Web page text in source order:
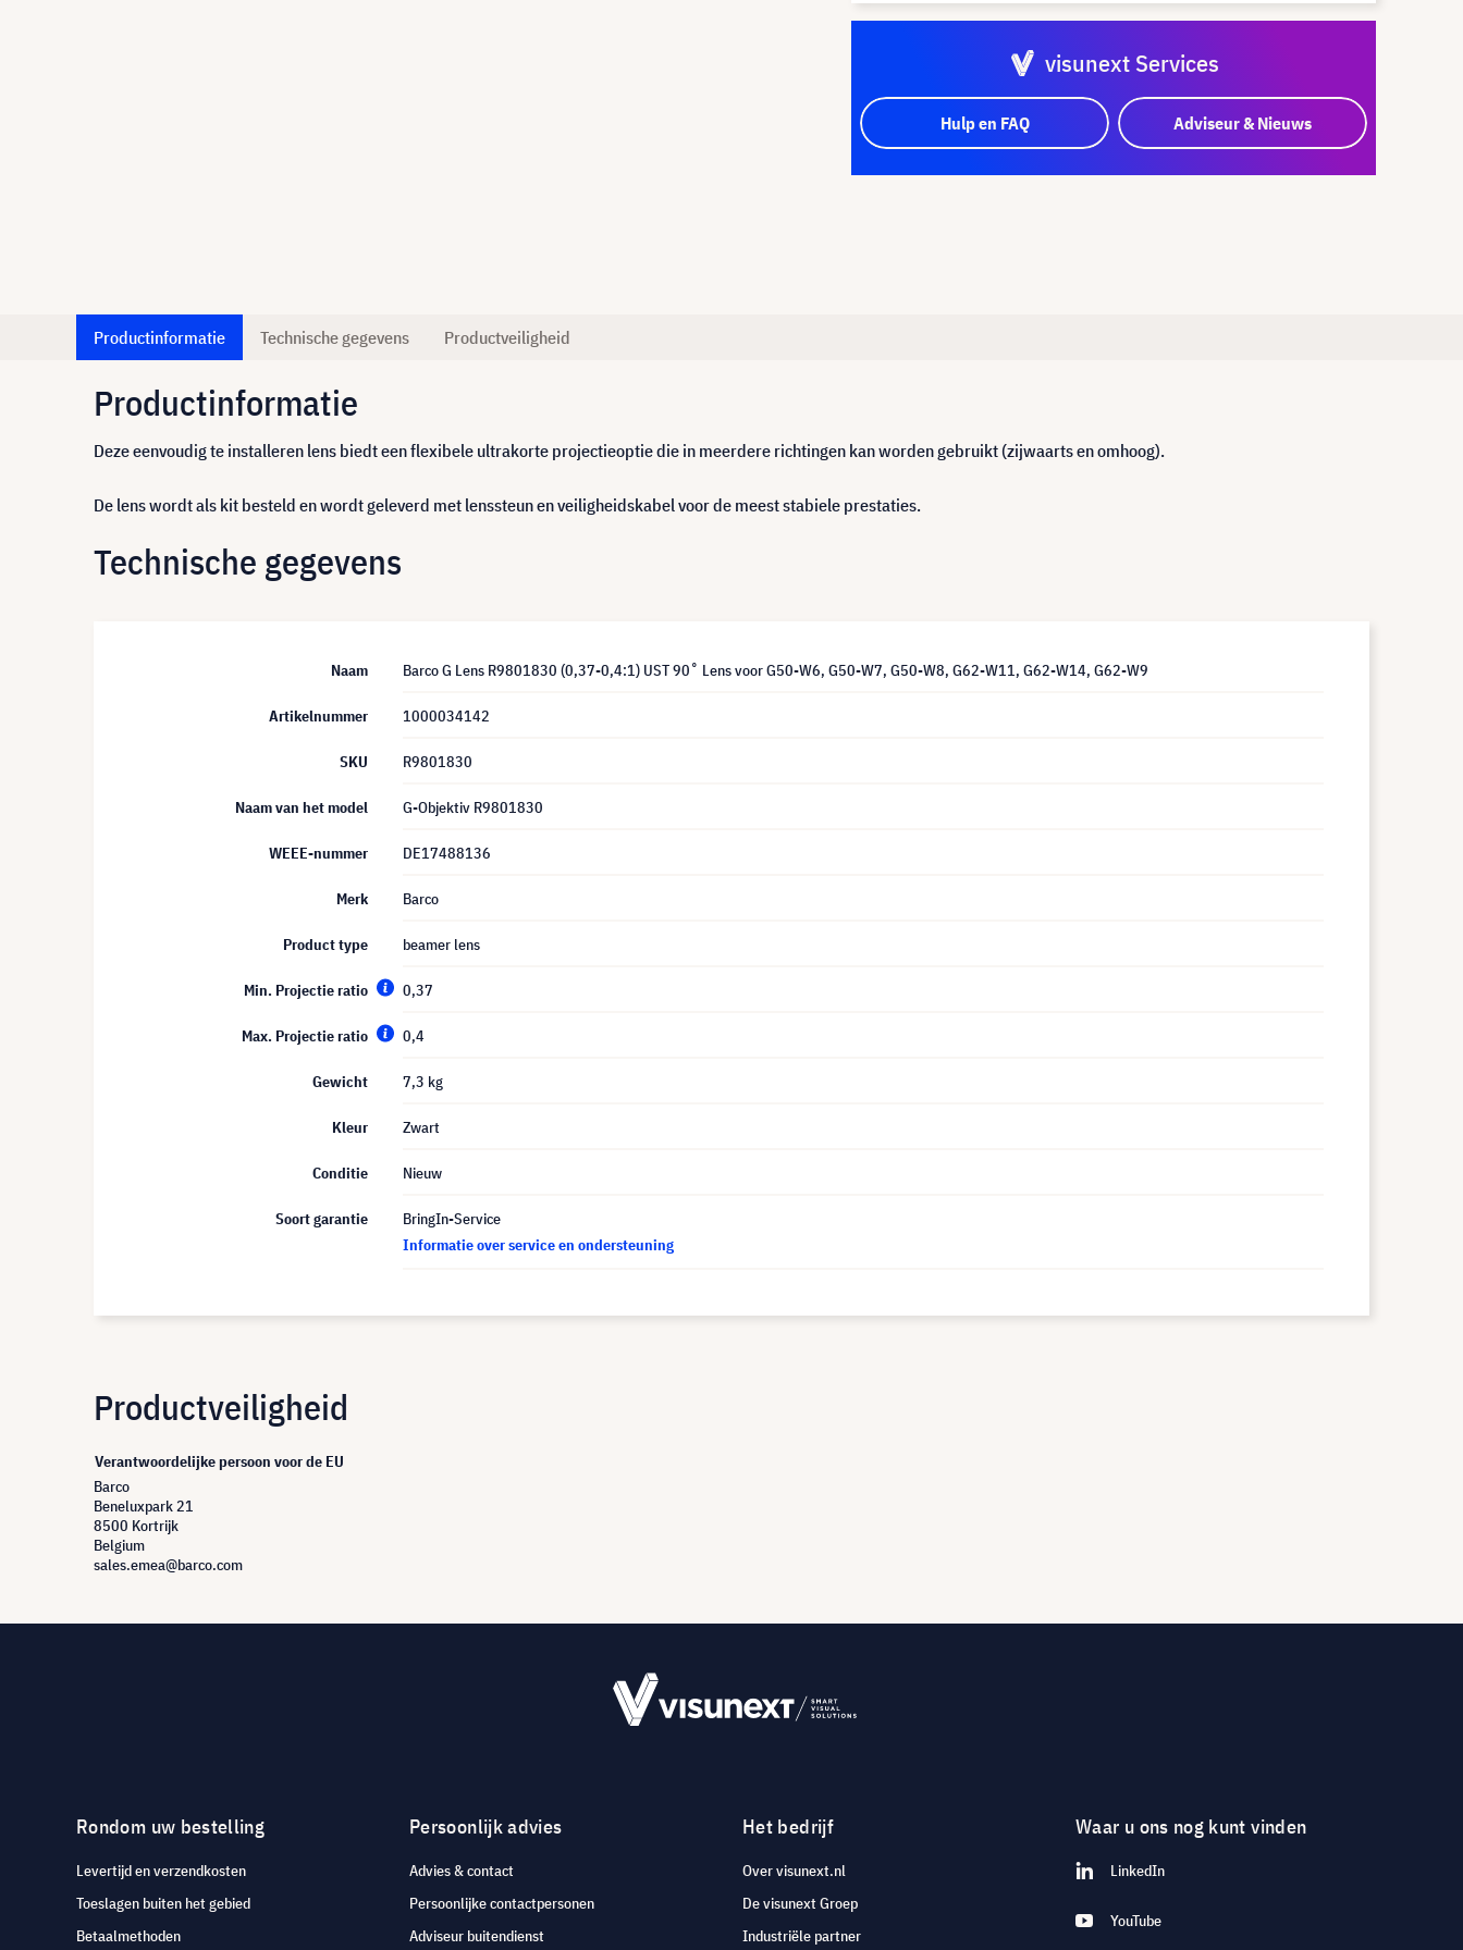
visunext Services
Hulp en FAQ Adviseur & Nieuws
Productinformatie Technische gegevens Productveiligheid
Productinformatie
Deze eenvoudig te installeren lens biedt een flexibele ultrakorte projectieoptie die in meerdere richtingen kan worden gebruikt (zijwaarts en omhoog).
De lens wordt als kit besteld en wordt geleverd met lenssteun en veiligheidskabel voor de meest stabiele prestaties.
Technische gegevens
Naam Barco G Lens R9801830 (0,37-0,4:1) UST 90˚ Lens voor G50-W6, G50-W7, G50-W8, G62-W11, G62-W14, G62-W9
Artikelnummer 1000034142
SKU R9801830
Naam van het model G-Objektiv R9801830
WEEE-nummer DE17488136
Merk Barco
Product type beamer lens
Min. Projectie ratio 0,37
Max. Projectie ratio 0,4
Gewicht 7,3 kg
Kleur Zwart
Conditie Nieuw
Soort garantie
BringIn-Service
Informatie over service en ondersteuning
Productveiligheid
Verantwoordelijke persoon voor de EU
Barco
Beneluxpark 21
8500 Kortrijk
Belgium
sales.emea@barco.com
Rondom uw bestelling
Levertijd en verzendkosten
Toeslagen buiten het gebied
Betaalmethoden
Persoonlijk advies
Advies & contact
Persoonlijke contactpersonen
Adviseur buitendienst
Het bedrijf
Over visunext.nl
De visunext Groep
Industriële partner
Waar u ons nog kunt vinden
LinkedIn
YouTube